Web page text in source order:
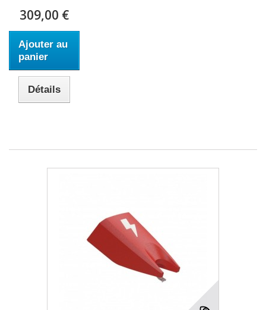
309,00 €
Ajouter au
panier
Détails